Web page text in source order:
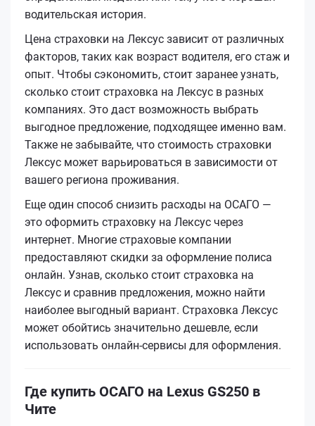
водительская история.
Цена страховки на Лексус зависит от различных
факторов, таких как возраст водителя, его стаж и
опыт. Чтобы сэкономить, стоит заранее узнать,
сколько стоит страховка на Лексус в разных
компаниях. Это даст возможность выбрать
выгодное предложение, подходящее именно вам.
Также не забывайте, что стоимость страховки
Лексус может варьироваться в зависимости от
вашего региона проживания.
Еще один способ снизить расходы на ОСАГО —
это оформить страховку на Лексус через
интернет. Многие страховые компании
предоставляют скидки за оформление полиса
онлайн. Узнав, сколько стоит страховка на
Лексус и сравнив предложения, можно найти
наиболее выгодный вариант. Страховка Лексус
может обойтись значительно дешевле, если
использовать онлайн-сервисы для оформления.
Где купить ОСАГО на Lexus GS250 в
Чите